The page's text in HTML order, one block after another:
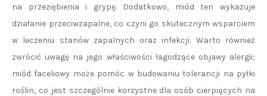
na przeziębienia i grypę. Dodatkowo, miód ten wykazuje
działanie przeciwzapalne, co czyni go skutecznym wsparciem
w leczeniu stanów zapalnych oraz infekcji. Warto również
zwrócić uwagę na jego właściwości łagodzące objawy alergii;
miód faceliowy może pomóc w budowaniu tolerancji na pyłki
roślin, co jest szczególnie korzystne dla osób cierpiących na